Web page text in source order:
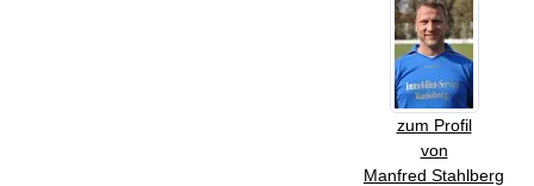
zum Profil
von
Manfred Stahlberg